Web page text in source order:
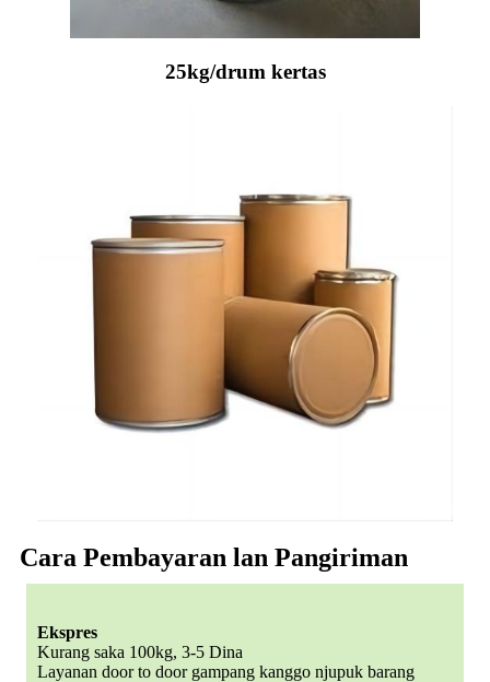
25kg/drum kertas
Cara Pembayaran lan Pangiriman
Ekspres
Kurang saka 100kg, 3-5 Dina
Layanan door to door gampang kanggo njupuk barang